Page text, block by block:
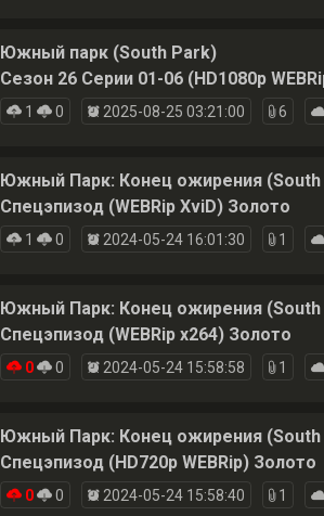
Южный парк (South Park)
Сезон 26 Серии 01-06 (HD1080p
1 0 2025-08-25 03:21:00 6
Южный Парк: Конец ожирения (South
Спецэпизод (WEBRip XviD) Золото
1 0 2024-05-24 16:01:30 1
Южный Парк: Конец ожирения (South
Спецэпизод (WEBRip x264) Золото
0 0 2024-05-24 15:58:58 1
Южный Парк: Конец ожирения (South
Спецэпизод (HD720p WEBRip) Золото
0 0 2024-05-24 15:58:40 1